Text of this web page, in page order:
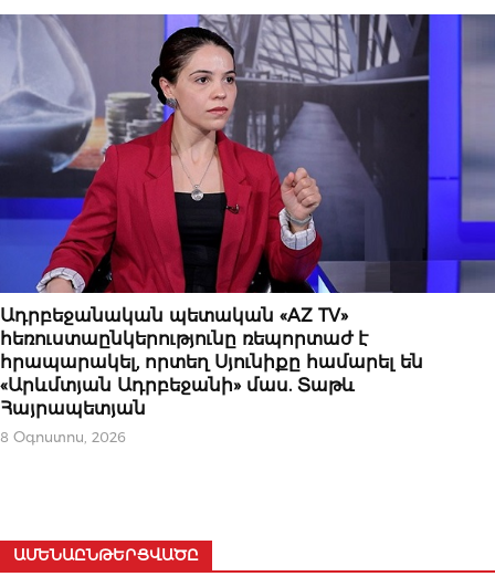
ՆՈՐՈՒԹՅՈՒՆՆԵՐ
Ադրբեջանական պետական «AZ TV»
հեռուստաընկերությունը ռեպորտաժ է
հրապարակել, որտեղ Սյունիքը համարել են
«Արևմտյան Ադրբեջանի» մաս. Տաթև
Հայրապետյան
8 Օգոստոս, 2026
ԱՄԵՆԱԸՆԹԵՐՑՎԱԾԸ